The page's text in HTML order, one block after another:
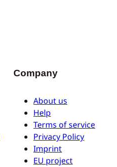
Company
About us
Help
Terms of service
Privacy Policy
Imprint
EU project